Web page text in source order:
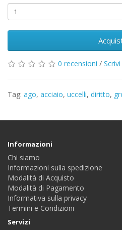
0 recensioni /
Tag: ago, acciaio, uccelli, diritto,
Informazioni
Chi siamo
Informazioni sulla spedizione
Modalità di Acquisto
Modalità di Pagamento
Informativa sulla privacy
Termini e Condizioni
Servizi